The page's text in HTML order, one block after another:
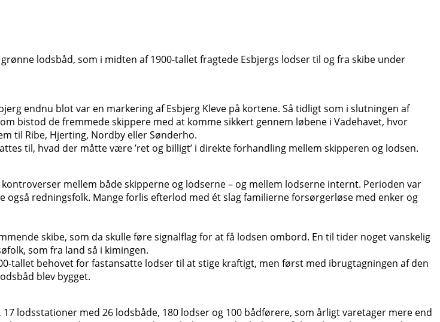
lodsbåd, som i midten af 1900-tallet fragtede Esbjergs lodser til og fra skibe under
endnu blot var en markering af Esbjerg Kleve på kortene. Så tidligt som i slutningen af
bistod de fremmede skippere med at komme sikkert gennem løbene i Vadehavet, hvor
til Ribe, Hjerting, Nordby eller Sønderho.
til, hvad der måtte være ’ret og billigt’ i direkte forhandling mellem skipperen og lodsen.
mellem både skipperne og lodserne – og mellem lodserne internt. Perioden var
redningsfolk. Mange forlis efterlod med ét slag familierne forsørgerløse med enker og
skibe, som da skulle føre signalflag for at få lodsen ombord. En til tider noget vanskelig
som fra land så i kimingen.
tallet behovet for fastansatte lodser til at stige kraftigt, men først med ibrugtagningen af den
blev bygget.
lodsstationer med 26 lodsbåde, 180 lodser og 100 bådførere, som årligt varetager mere end